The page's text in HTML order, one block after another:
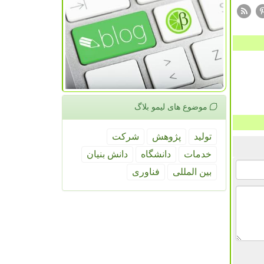
موضوع های لیمو بلاگ
تولید پژوهش
شركت
خدمات
دانشگاه
دانش بنیان
بین المللی
فناوری